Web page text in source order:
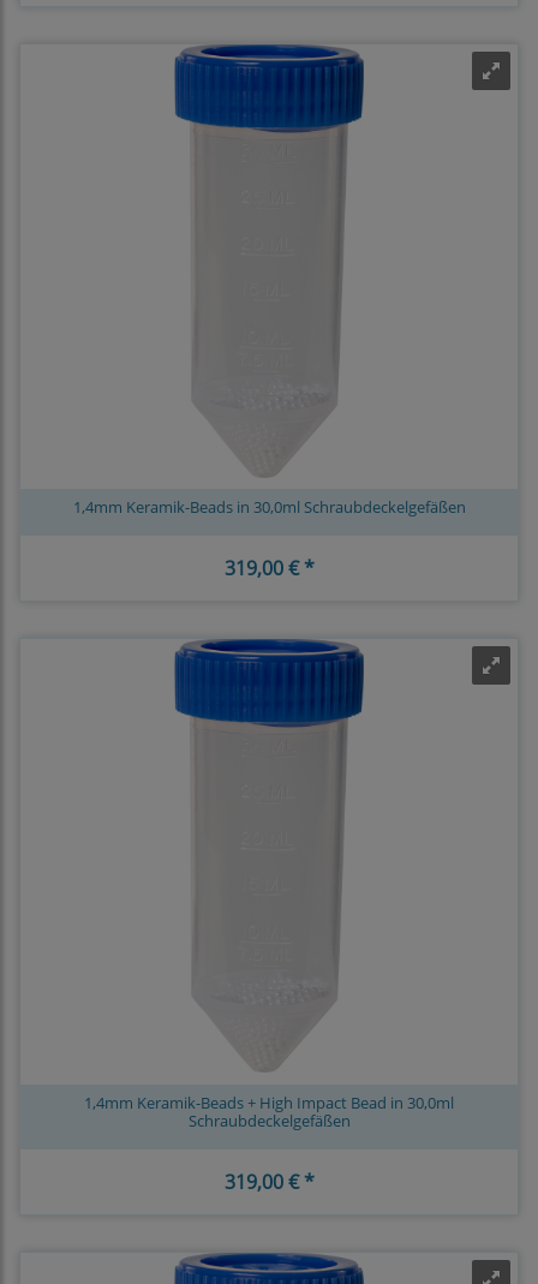
1,4mm Keramik-Beads in 30,0ml Schraubdeckelgefäßen
319,00 € *
1,4mm Keramik-Beads + High Impact Bead in 30,0ml
Schraubdeckelgefäßen
319,00 € *